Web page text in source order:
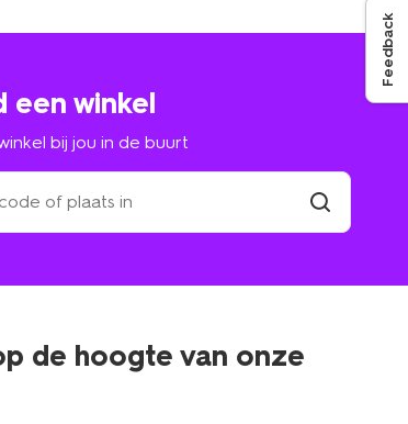
een winkel
bij jou in de buurt
de hoogte van onze
Feedback